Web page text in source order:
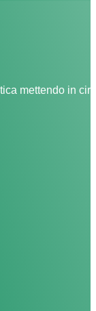
mettendo in